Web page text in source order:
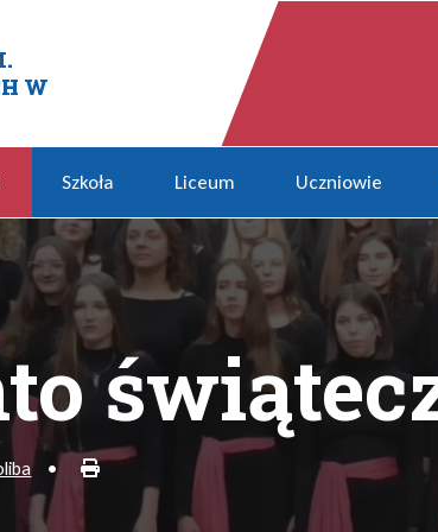
W
Szkoła Liceum Uczniowie
• Drukuj